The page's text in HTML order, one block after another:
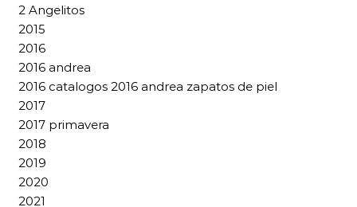
2 Angelitos
2015
2016
2016 andrea
2016 catalogos 2016 andrea zapatos de piel
2017
2017 primavera
2018
2019
2020
2021